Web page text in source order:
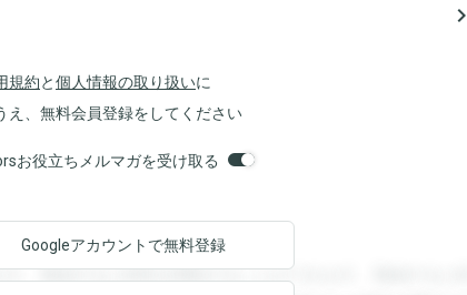
navigate_next
規約と個人情報の取り扱いに
え、無料会員登録をしてください
お役立ちメルマガを受け取る
。登録すると回答を閲覧することができます。登録すると回
Googleアカウントで無料登録